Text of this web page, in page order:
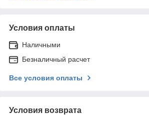
Условия оплаты
Наличными
Безналичный расчет
Все условия оплаты
Условия возврата